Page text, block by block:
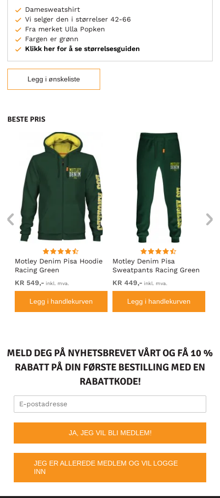
Damesweatshirt
Vi selger den i størrelser 42-66
Fra merket Ulla Popken
Fargen er grønn
Klikk her for å se størrelsesguiden
Legg i ønskeliste
BESTE PRIS
Motley Denim Pisa Hoodie
Racing Green
KR 549,- inkl. mva.
Legg i handlekurven
Motley Denim Pisa
Sweatpants Racing Green
KR 449,- inkl. mva.
Legg i handlekurven
MELD DEG PÅ NYHETSBREVET VÅRT OG FÅ 10 %
RABATT PÅ DIN FØRSTE BESTILLING MED EN
RABATTKODE!
JA, JEG VIL BLI MEDLEM!
JEG ER ALLEREDE MEDLEM OG VIL LOGGE
INN